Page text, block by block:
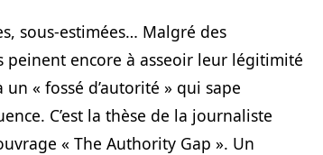
sous-estimées… Malgré des
peinent encore à asseoir leur légitimité
« fossé d’autorité » qui sape
C’est la thèse de la journaliste
« The Authority Gap ». Un